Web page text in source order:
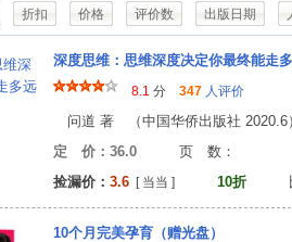
折扣 价格 评价数 出版日期
深度思维：思维深度决定你最终能走
8.1 分 347 人评价
问道 著 （中国华侨出版社 2020.6
定 价：36.0 页
捡漏价： 3.6 [ 当当 ] 10折 比
10个月完美孕育（赠光盘）